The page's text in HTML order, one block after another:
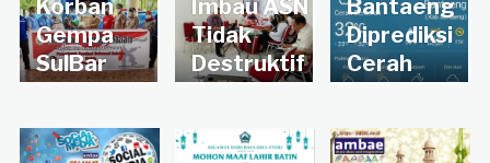
Korban
Gempa
SulBar
Imbau ASN
Tidak
Destruktif
Bantaeng
Diprediksi
Cerah